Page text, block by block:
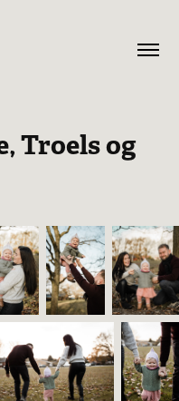
Troels og